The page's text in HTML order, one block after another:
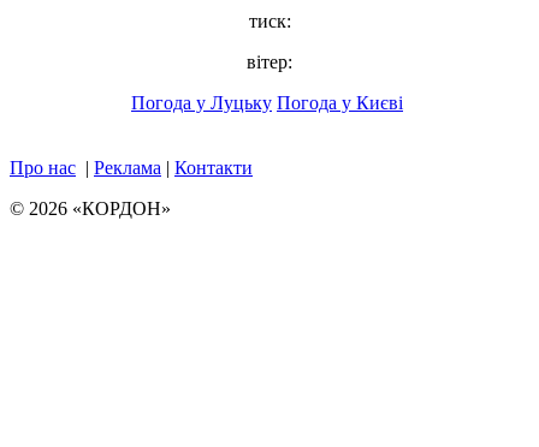
тиск:
вітер:
Погода у Луцьку Погода у Києві
Про нас | Реклама | Контакти
© 2026 «КОРДОН»